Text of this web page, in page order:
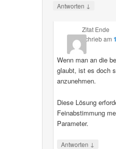
Antworten ↓
Zitat Ende
schriebam
Wenn man an die
glaubt, ist es doch
anzunehmen.
Diese Lösung
Feinabstimmung
Parameter.
Antworten ↓